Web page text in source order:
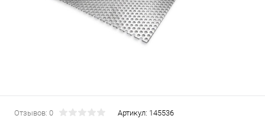
Отзывов: 0 Артикул: 145536